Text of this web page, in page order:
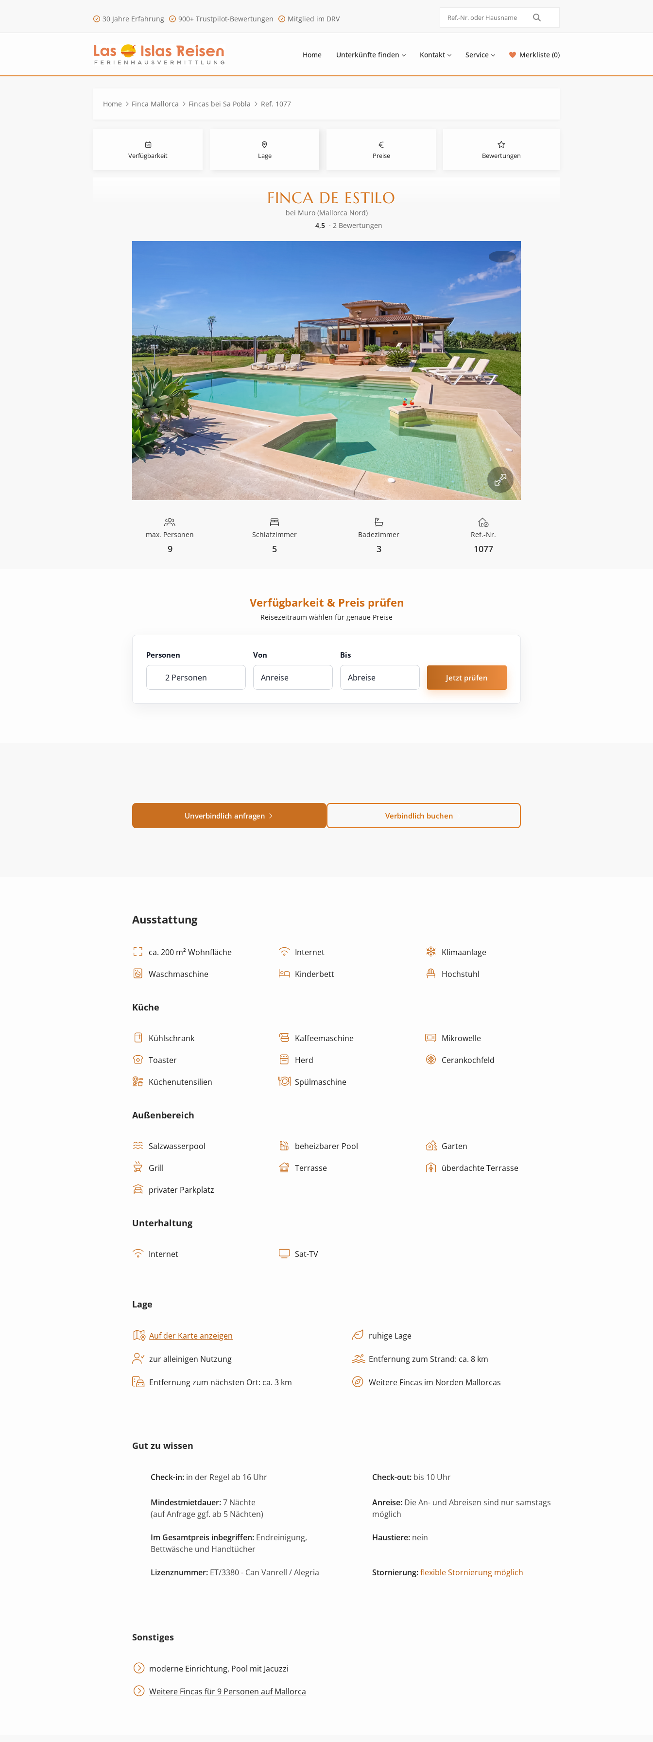
30 Jahre Erfahrung 900+ Trustpilot-Bewertungen Mitglied im DRV
Home Unterkünfte finden Kontakt Service Merkliste (0)
Home Finca Mallorca Fincas bei Sa Pobla Ref. 1077
Verfügbarkeit Lage Preise Bewertungen
FINCA DE ESTILO
bei Muro (Mallorca Nord)
4,5
2 Bewertungen
max. Personen
9
Schlafzimmer
5
Badezimmer
3
Ref.-Nr.
1077
Verfügbarkeit & Preis prüfen
Reisezeitraum wählen für genaue Preise
Personen
2 Personen
Von Bis
Jetzt prüfen
Unverbindlich anfragen Verbindlich buchen
Ausstattung
ca. 200 m² Wohnfläche Internet Klimaanlage
Waschmaschine Kinderbett Hochstuhl
Küche
Kühlschrank Kaffeemaschine Mikrowelle
Toaster Herd Cerankochfeld
Küchenutensilien Spülmaschine
Außenbereich
Salzwasserpool beheizbarer Pool Garten
Grill Terrasse überdachte Terrasse
privater Parkplatz
Unterhaltung
Internet Sat-TV
Lage
Auf der Karte anzeigen ruhige Lage
zur alleinigen Nutzung Entfernung zum Strand: ca. 8 km
Entfernung zum nächsten Ort: ca. 3 km Weitere Fincas im Norden Mallorcas
Gut zu wissen
Check-in: in der Regel ab 16 Uhr Check-out: bis 10 Uhr
Mindestmietdauer:7 Nächte
(auf Anfrage ggf. ab 5 Nächten)
Anreise: Die An- und Abreisen sind nur samstags
möglich
Im Gesamtpreis inbegriffen: Endreinigung,
Bettwäsche und Handtücher
Haustiere: nein
Lizenznummer: ET/3380- Can Vanrell / Alegria Stornierung:flexible Stornierung möglich
Sonstiges
moderne Einrichtung, Pool mit Jacuzzi
Weitere Fincas für 9 Personen auf Mallorca